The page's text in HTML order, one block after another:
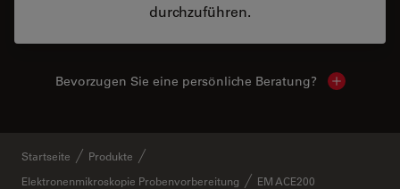
durchzuführen.
Bevorzugen Sie eine persönliche Beratung? Show
Startseite
Produkte
Elektronenmikroskopie Probenvorbereitung
EM ACE200